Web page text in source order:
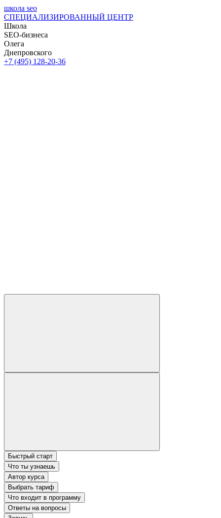
школа seo
СПЕЦИАЛИЗИРОВАННЫЙ ЦЕНТР
Школа
SEO-бизнеса
Олега
Днепровского
+7 (495) 128-20-36
Быстрый старт
Что ты узнаешь
Автор курса
Выбрать тариф
Что входит в программу
Ответы на вопросы